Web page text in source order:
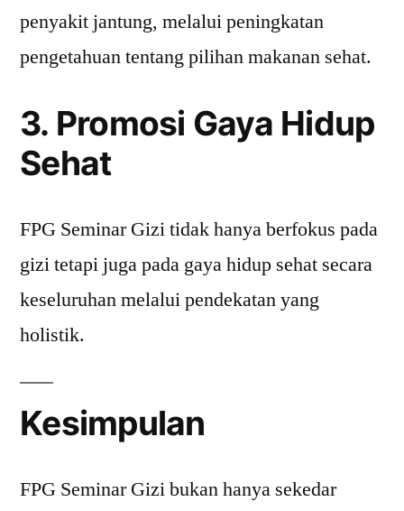
penyakit jantung, melalui peningkatan
pengetahuan tentang pilihan makanan sehat.
3. Promosi Gaya Hidup
Sehat
FPG Seminar Gizi tidak hanya berfokus pada
gizi tetapi juga pada gaya hidup sehat secara
keseluruhan melalui pendekatan yang
holistik.
Kesimpulan
FPG Seminar Gizi bukan hanya sekedar